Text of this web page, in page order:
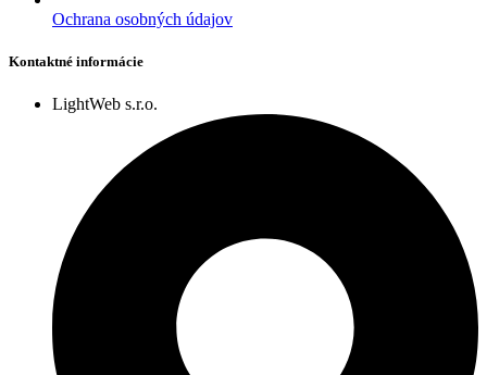
Ochrana osobných údajov
Kontaktné informácie
LightWeb s.r.o.